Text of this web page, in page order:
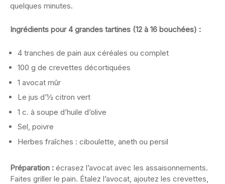
quelques minutes.
Ingrédients pour 4 grandes tartines (12 à 16 bouchées) :
4 tranches de pain aux céréales ou complet
100 g de crevettes décortiquées
1 avocat mûr
Le jus d’½ citron vert
1 c. à soupe d’huile d’olive
Sel, poivre
Herbes fraîches : ciboulette, aneth ou persil
Préparation : écrasez l’avocat avec les assaisonnements.
Faites griller le pain. Étalez l’avocat, ajoutez les crevettes,